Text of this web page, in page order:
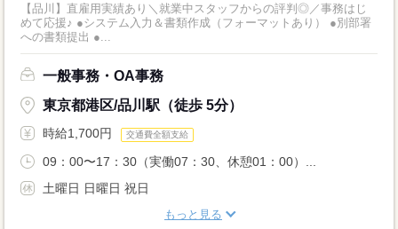
【品川】直雇用実績あり＼就業中スタッフからの評判◎／事務はじ
めて応援♪ ●システム入力＆書類作成（フォーマットあり） ●別部署
への書類提出 ●...
一般事務・OA事務
東京都港区/品川駅（徒歩 5分）
時給1,700円 交通費全額支給
09：00〜17：30（実働07：30、休憩01：00）...
土曜日 日曜日 祝日
もっと見る